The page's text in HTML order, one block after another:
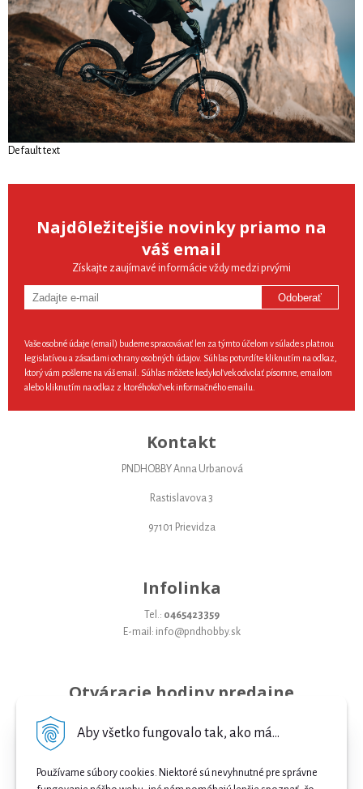
Aby všetko fungovalo tak, ako má...
Používame súbory cookies. Niektoré sú nevyhnutné pre správne
Default text
Najdôležitejšie novinky priamo na
váš email
Získajte zaujímavé informácie vždy medzi prvými
Odoberať
Vaše osobné údaje (email) budeme spracovávať len za týmto účelom v súlade s platnou
legislatívou a zásadami ochrany osobných údajov. Súhlas potvrdíte kliknutím na odkaz,
ktorý vám pošleme na váš email. Súhlas môžete kedykoľvek odvolať písomne, emailom
alebo kliknutím na odkaz z ktoréhokoľvek informačného emailu.
Kontakt
PNDHOBBY Anna Urbanová
Rastislavova 3
97101 Prievidza
Infolinka
Tel.: 0465423359
E-mail: info@pndhobby.sk
Otváracie hodiny predajne
Streda 09-17